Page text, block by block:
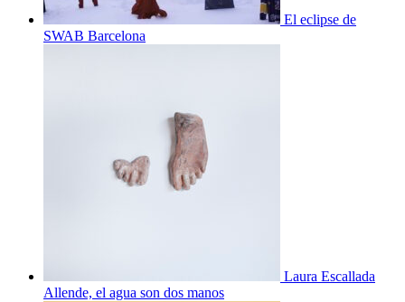
El eclipse de
SWAB Barcelona
Laura Escallada
Allende, el agua son dos manos